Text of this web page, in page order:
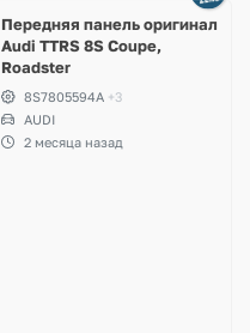
Передняя панель оригинал
Audi TTRS 8S Coupe,
Roadster
8S7805594A +3
AUDI
2 месяца назад